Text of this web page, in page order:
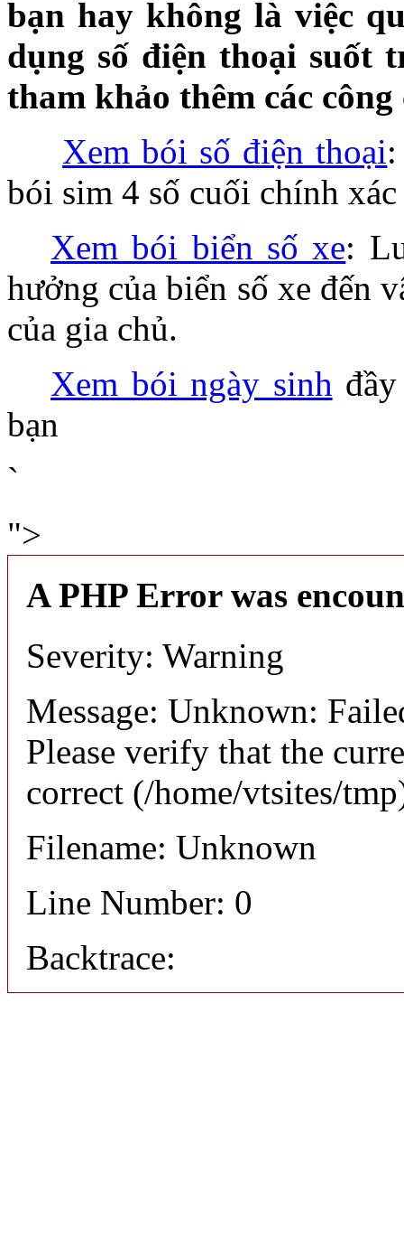
bạn hay không là việc
dụng số điện thoại
tham khảo thêm các
Xem bói số điện thoại
bói sim 4 số cuối chính
Xem bói biển số xe:
hưởng của biển số xe đến
của gia chủ.
Xem bói ngày sinh
bạn
`
">
A PHP Error was
Severity: Warning
Message: Unknown:
Please verify that the
correct (/home/vtsites/
Filename: Unknown
Line Number: 0
Backtrace: